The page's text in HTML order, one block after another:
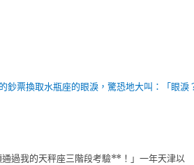
票換取水瓶座的眼淚，驚恐地大叫：「眼淚
過我的天秤座三階段考驗**！」一年天津以